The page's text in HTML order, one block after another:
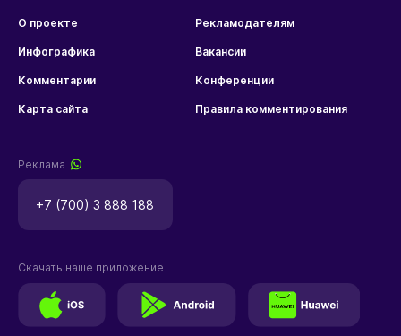
О проекте Рекламодателям
Инфографика Вакансии
Комментарии Конференции
Карта сайта Правила комментирования
Реклама
+7 (700) 3 888 188
Скачать наше приложение